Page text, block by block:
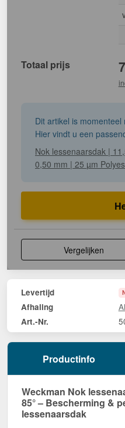
Totaal prijs
Dit artikel is momenteel
Hier vindt u een
Nok lessenaarsdak |
0,50 mm | 25 µm
Vergelijken
Levertijd
Afhaling
Art.-Nr.
Productinfo
Weckman Nok
85° – Bescherming &
lessenaarsdak